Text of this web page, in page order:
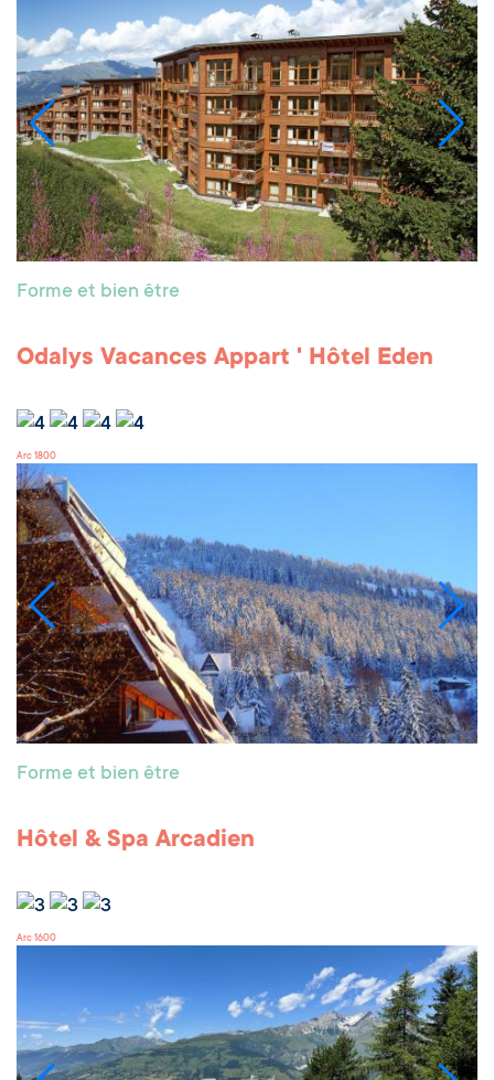
Forme et bien être
Odalys Vacances Appart ' Hôtel Eden
Arc 1800
Forme et bien être
Hôtel & Spa Arcadien
Arc 1600